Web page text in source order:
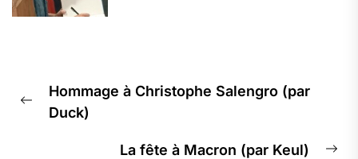
de
l’article
Previous
Hommage à Christophe Salengro (par
Duck)
La fête à Macron (par Keul)